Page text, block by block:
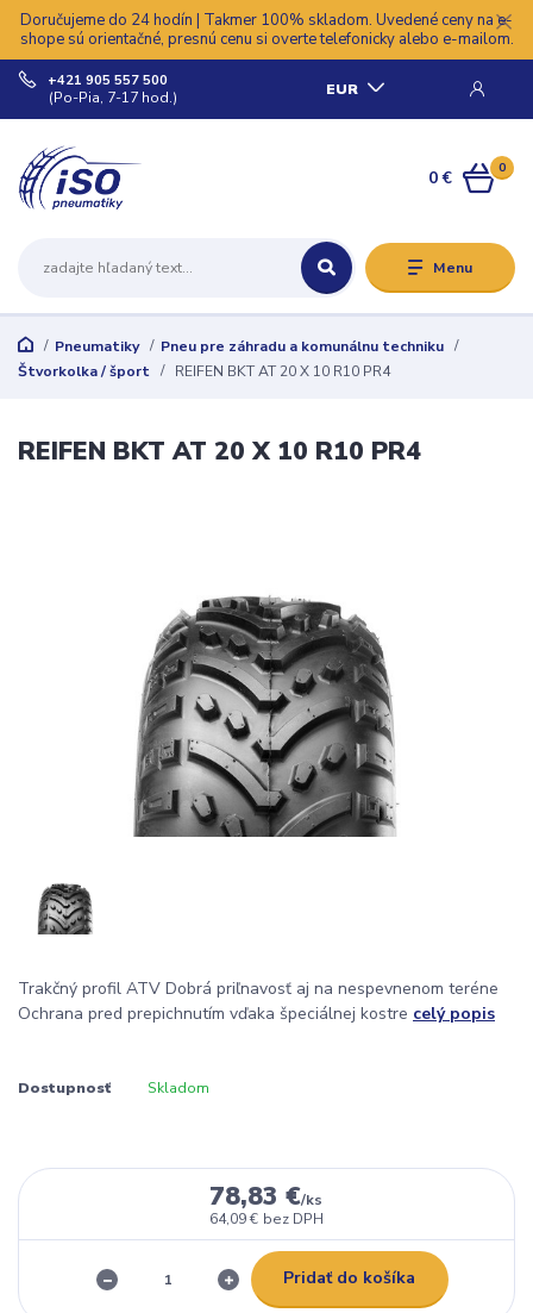
Doručujeme do 24 hodín | Takmer 100% skladom. Uvedené ceny na e-
shope sú orientačné, presnú cenu si overte telefonicky alebo e-mailom.
Menu
EUR
+421 905 557 500
(Po-Pia, 7-17 hod.)
0
0 €
Pneumatiky
Pneu pre záhradu a komunálnu techniku
Štvorkolka / šport
REIFEN BKT AT 20 X 10 R10 PR4
REIFEN BKT AT 20 X 10 R10 PR4
Trakčný profil ATV Dobrá priľnavosť aj na nespevnenom teréne
Ochrana pred prepichnutím vďaka špeciálnej kostre celý popis
Dostupnosť Skladom
78,83 €/ks
64,09 € bez DPH
Pridať do košíka